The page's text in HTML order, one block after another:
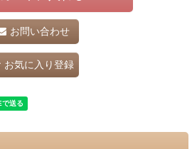
お問い合わせ
お気に入り登録